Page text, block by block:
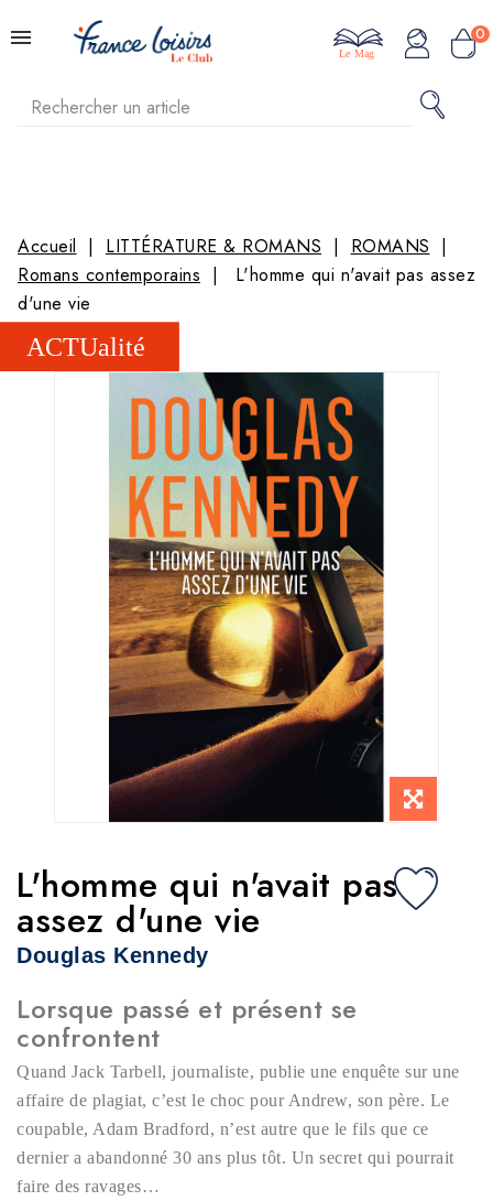
0
Le Mag
Accueil LITTÉRATURE & ROMANS
ROMANS
Romans contemporains
L'homme qui n'avait pas assez
d'une vie
L'homme qui n'avait pas
assez d'une vie
Douglas Kennedy
Lorsque passé et présent se
confrontent
Quand Jack Tarbell, journaliste, publie une enquête sur une
affaire de plagiat, c’est le choc pour Andrew, son père. Le
coupable, Adam Bradford, n’est autre que le fils que ce
dernier a abandonné 30 ans plus tôt. Un secret qui pourrait
faire des ravages…